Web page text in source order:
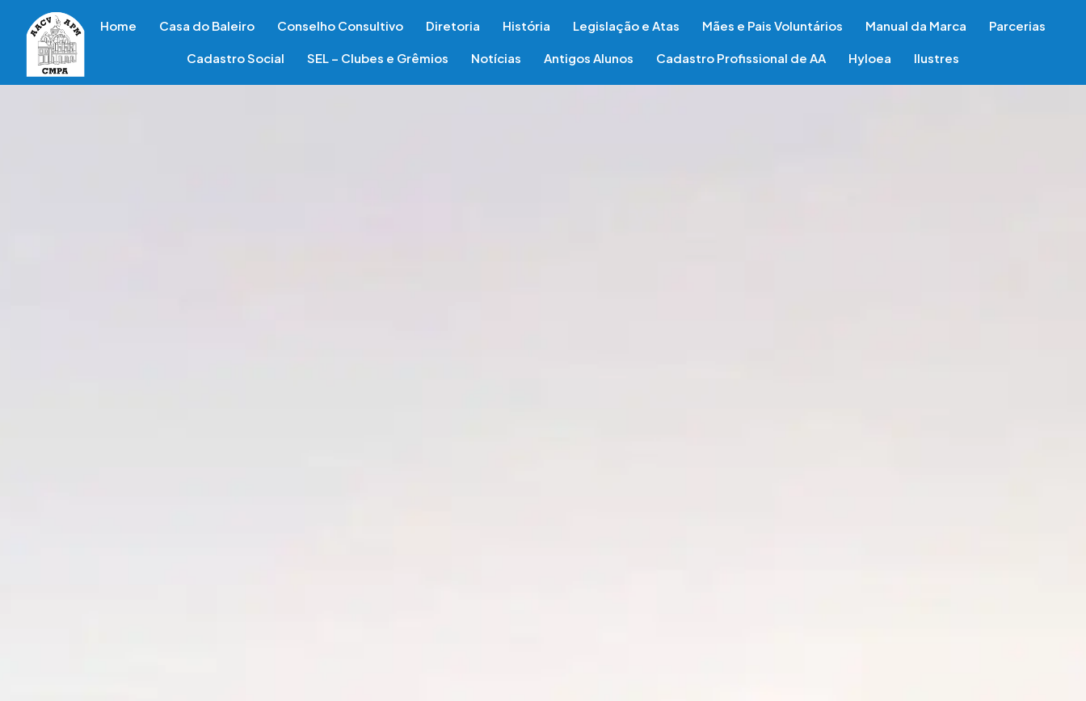
Home Casa do Baleiro Conselho Consultivo Diretoria História Legislação e Atas Mães e Pais Voluntários Manual da Marca Parcerias
Cadastro Social SEL – Clubes e Grêmios Notícias Antigos Alunos Cadastro Profissional de AA Hyloea Ilustres